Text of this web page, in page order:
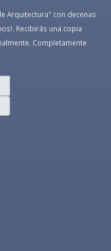
Arquitectura" con decenas
Recibirás una copia
Completamente